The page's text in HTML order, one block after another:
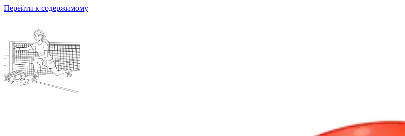
Перейти к содержимому